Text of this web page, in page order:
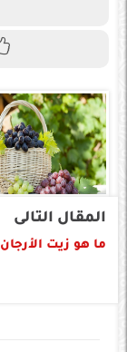
المقال التالى
ما هو زيت الأرجان